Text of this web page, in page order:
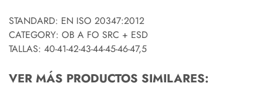
STANDARD: EN ISO 20347:2012
CATEGORY: OB A FO SRC + ESD
TALLAS: 40-41-42-43-44-45-46-47,5
VER MÁS PRODUCTOS SIMILARES: